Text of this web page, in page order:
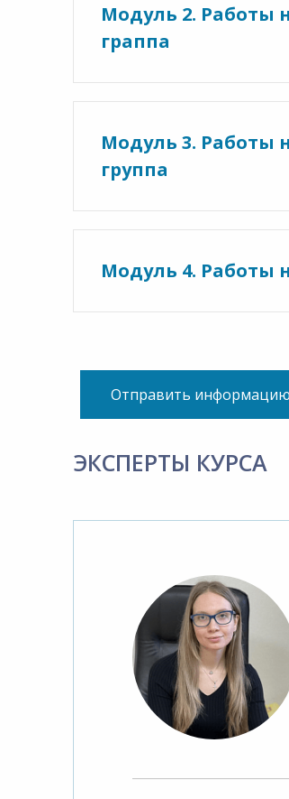
Модуль 2. Работы
граппа
Модуль 3. Работы
группа
Модуль 4. Работы
Отправить информацию
ЭКСПЕРТЫ КУРСА